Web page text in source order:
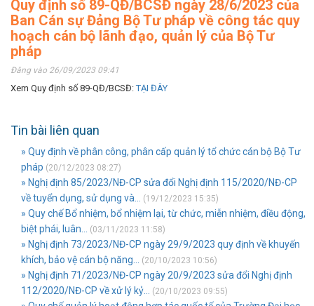
Quy định số 89-QĐ/BCSĐ ngày 28/6/2023 của
Ban Cán sự Đảng Bộ Tư pháp về công tác quy
hoạch cán bộ lãnh đạo, quản lý của Bộ Tư
pháp
Đăng vào 26/09/2023 09:41
Xem Quy định số 89-QĐ/BCSĐ:TẠI ĐÂY
Tin bài liên quan
» Quy định về phân công, phân cấp quản lý tổ chức cán bộ Bộ Tư
pháp (20/12/2023 08:27)
» Nghị định 85/2023/NĐ-CP sửa đổi Nghị định 115/2020/NĐ-CP
về tuyển dụng, sử dụng và...
(19/12/2023 15:35)
» Quy chế Bổ nhiệm, bổ nhiệm lại, từ chức, miễn nhiệm, điều động,
biệt phái, luân...
(03/11/2023 11:58)
» Nghị định 73/2023/NĐ-CP ngày 29/9/2023 quy định về khuyến
khích, bảo vệ cán bộ năng...
(20/10/2023 10:56)
» Nghị định 71/2023/NĐ-CP ngày 20/9/2023 sửa đổi Nghị định
112/2020/NĐ-CP về xử lý kỷ...
(20/10/2023 09:55)